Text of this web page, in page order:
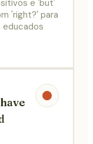
e 'but'
'right?' para
educados